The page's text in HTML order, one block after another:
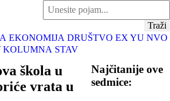
traži...
Traži
EKONOMIJA DRUŠTVO EX YU NVO
KOLUMNA STAV
škola u
vrata u
Najčitanije ove
sedmice: